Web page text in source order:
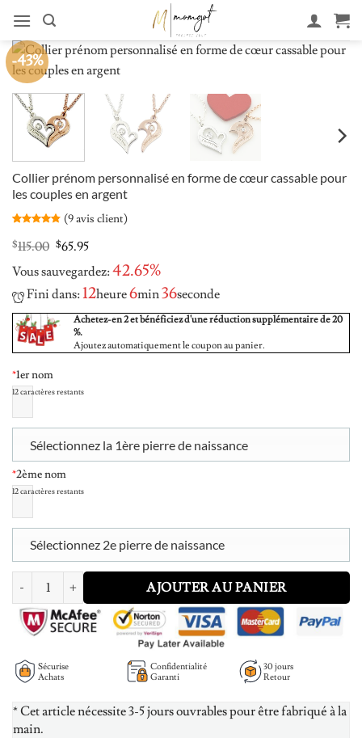
contenu
-43%
Collier prénom personnalisé en forme de cœur cassable pour
les couples en argent
sur 5 basé
sur
client
(9avis client)
$115.00 Original
was:
$115.00.
$65.95Current
is:
$65.95.
Vous sauvegardez:42.65%
Fini dans:12heure6min35seconde
Achetez-en 2 et bénéficiez d'une réduction supplémentaire de 20
%.
Ajoutez automatiquement le coupon au panier.
*1er nom
12caractères restants
Sélectionnez la 1ère pierre de naissance
*2ème nom
12caractères restants
Sélectionnez 2e pierre de naissance
quantité de Personalized Breakable Heart Name Necklace for Couples
AJOUTER AU PANIER
Sécurise
Achats
Confidentialité
Garanti
30 jours
Retour
* Cet article nécessite 3-5 jours ouvrables pour être fabriqué à la
main.